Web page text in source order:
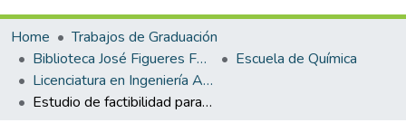
Home
Trabajos de Graduación
Biblioteca José Figueres Ferrer
Escuela de Química
Licenciatura en Ingeniería Ambiental
Estudio de factibilidad para la implementación de la norma INTE/ISO 20200:2020: determinación del grado de desintegración de materiales plásticos bajo condiciones de compostaje simuladas en un ensayo de laboratorio, en el CEQIATEC